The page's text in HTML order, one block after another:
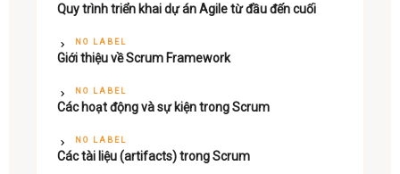
Quy trình triển khai dự án Agile từ đầu đến cuối
NO LABEL
Giới thiệu về Scrum Framework
NO LABEL
Các hoạt động và sự kiện trong Scrum
NO LABEL
Các tài liệu (artifacts) trong Scrum